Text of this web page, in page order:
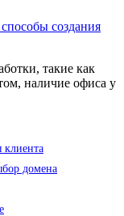
создания
такие как
наличие офиса у
клиента
домена